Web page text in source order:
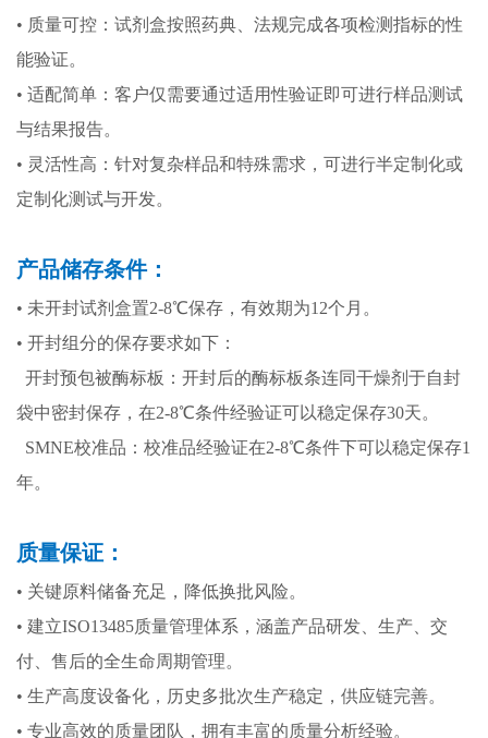
• 质量可控：试剂盒按照药典、法规完成各项检测指标的性
能验证。
• 适配简单：客户仅需要通过适用性验证即可进行样品测试
与结果报告。
• 灵活性高：针对复杂样品和特殊需求，可进行半定制化或
定制化测试与开发。
产品储存条件：
• 未开封试剂盒置2-8℃保存，有效期为12个月。
• 开封组分的保存要求如下：
开封预包被酶标板：开封后的酶标板条连同干燥剂于自封
袋中密封保存，在2-8℃条件经验证可以稳定保存30天。
SMNE校准品：校准品经验证在2-8℃条件下可以稳定保存1
年。
质量保证：
• 关键原料储备充足，降低换批风险。
• 建立ISO13485质量管理体系，涵盖产品研发、生产、交
付、售后的全生命周期管理。
• 生产高度设备化，历史多批次生产稳定，供应链完善。
• 专业高效的质量团队，拥有丰富的质量分析经验。